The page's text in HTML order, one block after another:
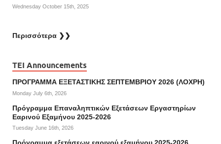
Wednesday October 15th, 2025
Περισσότερα ❯❯
TEI Announcements
ΠΡΟΓΡΑΜΜΑ ΕΞΕΤΑΣΤΙΚΗΣ ΣΕΠΤΕΜΒΡΙΟΥ 2026 (ΛΟΧΡΗ)
Monday July 6th, 2026
Πρόγραμμα Επαναληπτικών Εξετάσεων Εργαστηρίων
Εαρινού Εξαμήνου 2025-2026
Tuesday June 16th, 2026